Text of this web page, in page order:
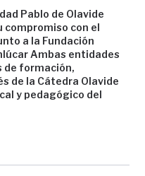
Pablo de Olavide
compromiso con el
a la Fundación
Ambas entidades
de formación,
de la Cátedra Olavide
y pedagógico del